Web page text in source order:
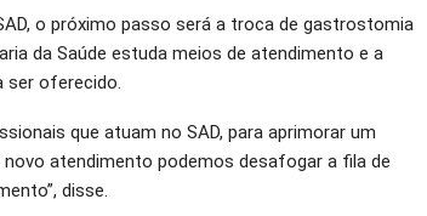
o próximo passo será a troca de gastrostomia
da Saúde estuda meios de atendimento e a
ser oferecido.
que atuam no SAD, para aprimorar um
atendimento podemos desafogar a fila de
disse.